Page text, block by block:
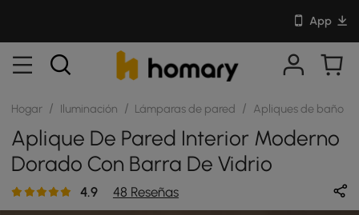
App
Hogar / Iluminación / Lámparas de pared / Apliques de baño
Aplique De Pared Interior Moderno
Dorado Con Barra De Vidrio
4.9 48 Reseñas